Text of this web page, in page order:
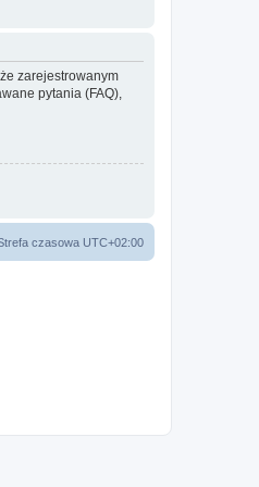
zarejestrowanym
pytania (FAQ),
czasowa UTC+02:00